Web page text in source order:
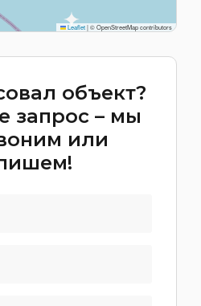
Leaflet|© OpenStreetMap contributors
объект?
запрос – мы
или